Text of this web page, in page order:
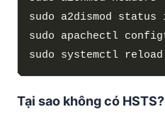
Tại sao không có HSTS?